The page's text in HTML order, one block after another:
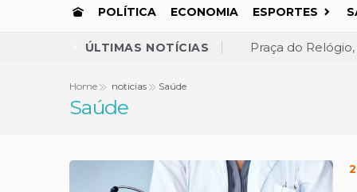
POLÍTICA ECONOMIA ESPORTES
ÚLTIMAS NOTÍCIAS
Praça do
Daniel Vilela
Home noticias Saúde
Saúde